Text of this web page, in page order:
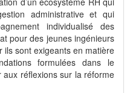
administrative et qui
individualisé des
pour des jeunes ingénieurs
ils sont exigeants en matière
formulées dans le
réflexions sur la réforme